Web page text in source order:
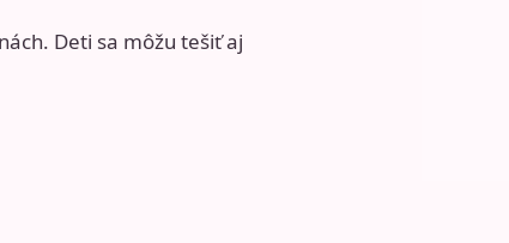
Deti sa môžu tešiť aj